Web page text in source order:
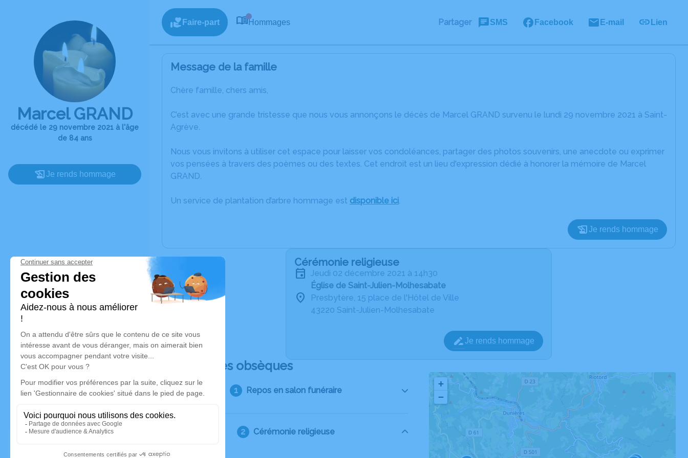
Marcel GRAND
décédé le 29 novembre 2021 à l'âge
de 84 ans
Je rends hommage
Faire-part Hommages Partager SMS Facebook E-mail Lien
Message de la famille
Chère famille, chers amis,
C’est avec une grande tristesse que nous vous annonçons le décès de Marcel GRAND survenu le lundi 29 novembre 2021 à Saint-
Agrève.
Nous vous invitons à utiliser cet espace pour laisser vos condoléances, partager des photos souvenirs, une anecdote ou exprimer
vos pensées à travers des poèmes ou des textes. Cet endroit est un lieu d'expression dédié à honorer la mémoire de Marcel
GRAND.
Un service de plantation d’arbre hommage est disponible ici.
Je rends hommage
Cérémonie religieuse
jeudi 02 décembre 2021 à 14h30
Église de Saint-Julien-Molhesabate
Presbytère, 15 place de l'Hôtel de Ville
43220 Saint-Julien-Molhesabate
Je rends hommage
Déroulé des obsèques
Repos en salon funéraire
Cérémonie religieuse
+
−